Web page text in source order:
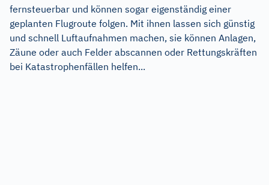
fernsteuerbar und können sogar eigenständig einer
geplanten Flugroute folgen. Mit ihnen lassen sich günstig
und schnell Luftaufnahmen machen, sie können Anlagen,
Zäune oder auch Felder abscannen oder Rettungskräften
bei Katastrophenfällen helfen...